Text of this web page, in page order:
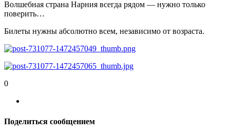
Волшебная страна Нарния всегда рядом — нужно только
поверить…
Билеты нужны абсолютно всем, независимо от возраста.
0
Поделиться сообщением